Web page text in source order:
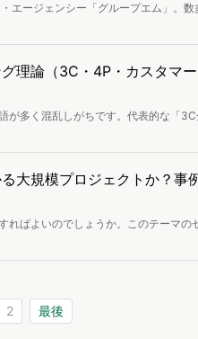
エージェンシー「グループエム」。
やYouTubeといった巨大プラット
（イーマークプラス）」。これら
ープエムのマネージャー・植村輝（う
理論（3C・4P・カスタマ
が多く混乱しがちです。代表的な「
フロー」について用語の定義と役立
大規模プロジェクトか？事
ればよいのでしょうか。このテーマの
スモールスタート」。大和リゾート
2 最後